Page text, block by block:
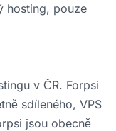
hosting, pouze
v ČR. Forpsi
sdíleného, VPS
jsou obecně